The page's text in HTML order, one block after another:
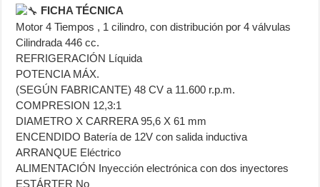
FICHA TÉCNICA
Motor 4 Tiempos , 1 cilindro, con distribución por 4 válvulas
Cilindrada 446 cc.
REFRIGERACIÓN Líquida
POTENCIA MÁX.
(SEGÚN FABRICANTE) 48 CV a 11.600 r.p.m.
COMPRESION 12,3:1
DIAMETRO X CARRERA 95,6 X 61 mm
ENCENDIDO Batería de 12V con salida inductiva
ARRANQUE Eléctrico
ALIMENTACIÓN Inyección electrónica con dos inyectores
ESTÁRTER No